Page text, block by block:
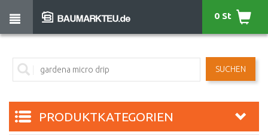
SUCHEN
0 St
PRODUKTKATEGORIEN